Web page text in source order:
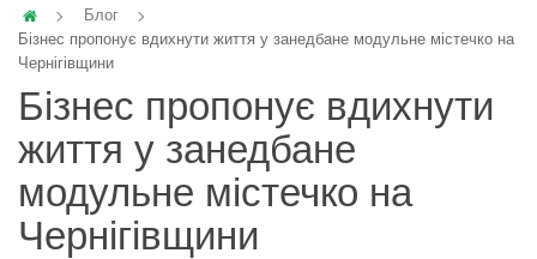
Блог
Бізнес пропонує вдихнути життя у занедбане модульне містечко на
Чернігівщини
Бізнес пропонує вдихнути
життя у занедбане
модульне містечко на
Чернігівщини